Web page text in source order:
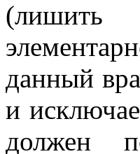
(лишить
данный
и
должен